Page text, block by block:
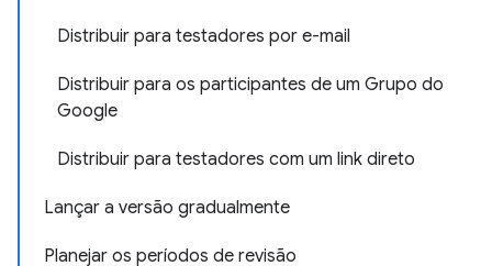
Distribuir para testadores por e-mail
Distribuir para os participantes de um Grupo do
Google
Distribuir para testadores com um link direto
Lançar a versão gradualmente
Planejar os períodos de revisão